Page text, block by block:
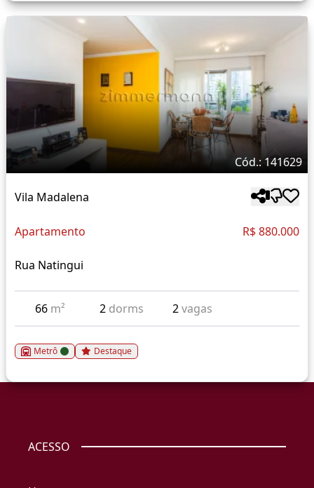
Cód.: 141629
Vila Madalena
Apartamento R$ 880.000
Rua Natingui
66 m² 2 dorms 2vagas
Metrô Destaque
ACESSO